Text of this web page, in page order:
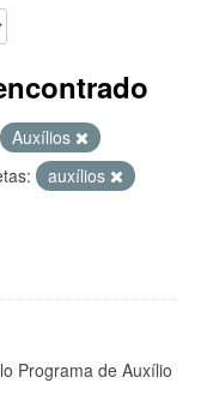
Auxílios
auxílios
Programa de Auxílio